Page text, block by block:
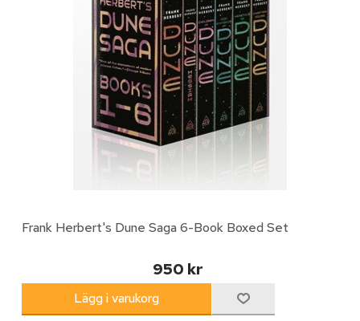
Frank Herbert's Dune Saga 6-Book Boxed Set
950 kr